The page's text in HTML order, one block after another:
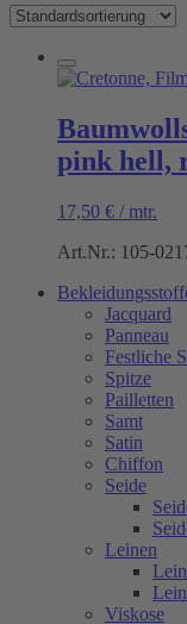
pink hell,
17,50 € / mtr.
Art.Nr.: 105-
Jacquard
Panneau
Festliche
Spitze
Pailletten
Samt
Satin
Chiffon
Seide
Leinen
Viskose